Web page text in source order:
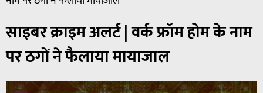
साइबर क्राइम अलर्ट | वर्क फ्रॉम होम के नाम
पर ठगों ने फैलाया मायाजाल